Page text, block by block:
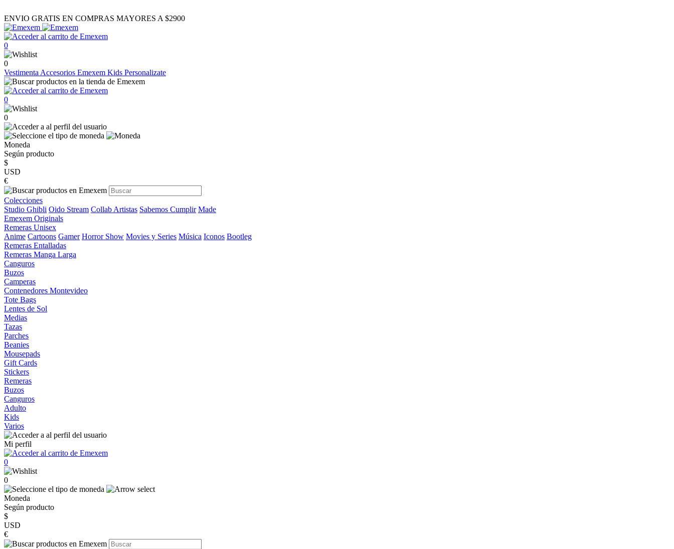
ENVIO GRATIS EN COMPRAS MAYORES A $2900
0
0
Vestimenta Accesorios Emexem Kids Personalizate
0
0
Moneda
Según producto
$
USD
€
Colecciones
Studio Ghibli Oido Stream Collab Artistas Sabemos Cumplir Made
Emexem Originals
Remeras Unisex
Anime Cartoons Gamer Horror Show Movies y Series Música Iconos Bootleg
Remeras Entalladas
Remeras Manga Larga
Canguros
Buzos
Camperas
Contenedores Montevideo
Tote Bags
Lentes de Sol
Medias
Tazas
Parches
Beanies
Mousepads
Gift Cards
Stickers
Remeras
Buzos
Canguros
Adulto
Kids
Varios
Mi perfil
0
0
Moneda
Según producto
$
USD
€